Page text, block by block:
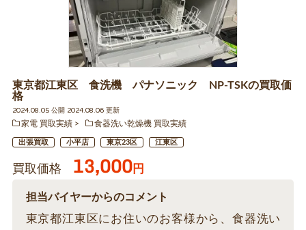
東京都江東区 食洗機 パナソニック NP-TSKの買取価
格
2024.08.05 公開 2024.08.06 更新
家電 買取実績
食器洗い乾燥機 買取実績
出張買取 小平店 東京23区 江東区
買取価格 13,000円
担当バイヤーからのコメント
東京都江東区にお住いのお客様から、食器洗い